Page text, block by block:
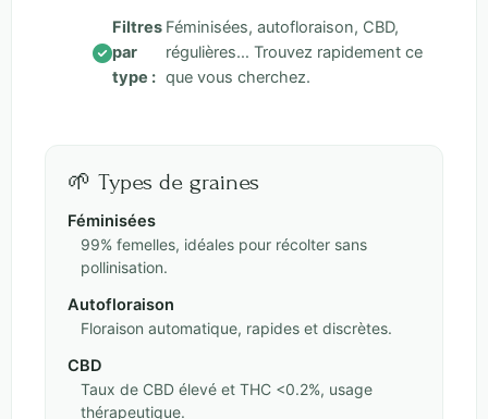
Filtres
par
type :
Féminisées, autofloraison, CBD,
régulières… Trouvez rapidement ce
que vous cherchez.
🌱 Types de graines
Féminisées
99% femelles, idéales pour récolter sans
pollinisation.
Autofloraison
Floraison automatique, rapides et discrètes.
CBD
Taux de CBD élevé et THC <0.2%, usage
thérapeutique.